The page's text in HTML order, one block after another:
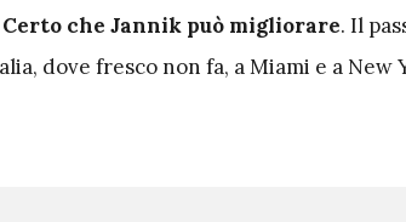
Certo che Jannik può migliorare. Il
dove fresco non fa, a Miami e a New